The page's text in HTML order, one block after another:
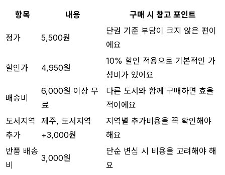
항목 내용 구매 시 참고 포인트
정가 5,500원
단권 기준 부담이 크지 않은 편이
에요
할인가 4,950원
10% 할인 적용으로 기본적인 가
성비가 있어요
배송비
6,000원 이상 무
료
다른 도서와 함께 구매하면 효율
적이에요
도서지역
추가
제주, 도서지역
+3,000원
지역별 추가비용을 꼭 확인해야
해요
반품 배송
비
3,000원
단순 변심 시 비용을 고려해야 해
요